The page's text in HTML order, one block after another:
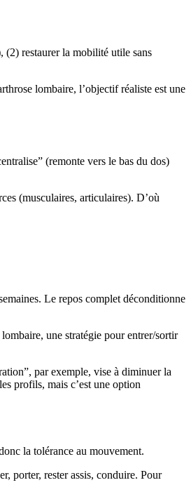
(2) restaurer la mobilité utile sans
lombaire, l’objectif réaliste est une
(remonte vers le bas du dos)
(musculaires, articulaires). D’où
Le repos complet déconditionne
une stratégie pour entrer/sortir
par exemple, vise à diminuer la
profils, mais c’est une option
la tolérance au mouvement.
porter, rester assis, conduire. Pour